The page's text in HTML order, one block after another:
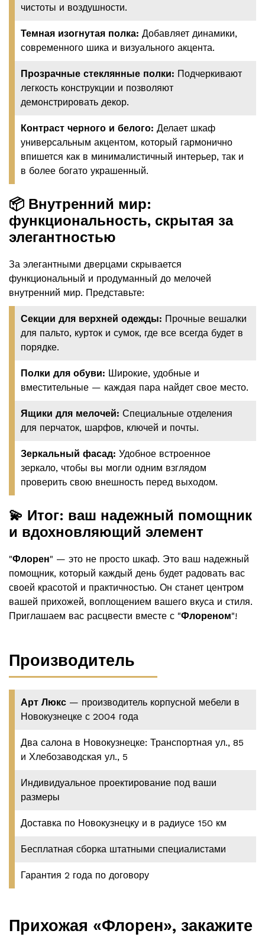
чистоты и воздушности.
Темная изогнутая полка: Добавляет динамики,
современного шика и визуального акцента.
Прозрачные стеклянные полки: Подчеркивают
легкость конструкции и позволяют
демонстрировать декор.
Контраст черного и белого: Делает шкаф
универсальным акцентом, который гармонично
впишется как в минималистичный интерьер, так и
в более богато украшенный.
📦 Внутренний мир:
функциональность, скрытая за
элегантностью
За элегантными дверцами скрывается
функциональный и продуманный до мелочей
внутренний мир. Представьте:
Секции для верхней одежды: Прочные вешалки
для пальто, курток и сумок, где все всегда будет в
порядке.
Полки для обуви: Широкие, удобные и
вместительные — каждая пара найдет свое место.
Ящики для мелочей: Специальные отделения
для перчаток, шарфов, ключей и почты.
Зеркальный фасад: Удобное встроенное
зеркало, чтобы вы могли одним взглядом
проверить свою внешность перед выходом.
💫 Итог: ваш надежный помощник
и вдохновляющий элемент
"Флорен" — это не просто шкаф. Это ваш надежный
помощник, который каждый день будет радовать вас
своей красотой и практичностью. Он станет центром
вашей прихожей, воплощением вашего вкуса и стиля.
Приглашаем вас расцвести вместе с "Флореном"!
Производитель
Арт Люкс — производитель корпусной мебели в
Новокузнецке с 2004 года
Два салона в Новокузнецке: Транспортная ул., 85
и Хлебозаводская ул., 5
Индивидуальное проектирование под ваши
размеры
Доставка по Новокузнецку и в радиусе 150 км
Бесплатная сборка штатными специалистами
Гарантия 2 года по договору
Прихожая «Флорен», закажите